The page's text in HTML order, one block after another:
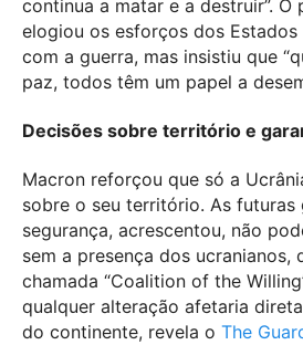
continua a matar e a destruir”. O
elogiou os esforços dos
com a guerra, mas insistiu que
paz, todos têm um papel a
Decisões sobre território e
Macron reforçou que só a
sobre o seu território. As futuras
segurança, acrescentou, não
sem a presença dos ucranianos,
chamada “Coalition of the
qualquer alteração afetaria
do continente, revela o The